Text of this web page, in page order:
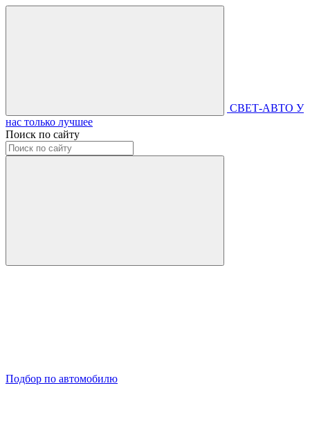
СВЕТ-АВТО У
нас только лучшее
Поиск по сайту
Подбор по автомобилю